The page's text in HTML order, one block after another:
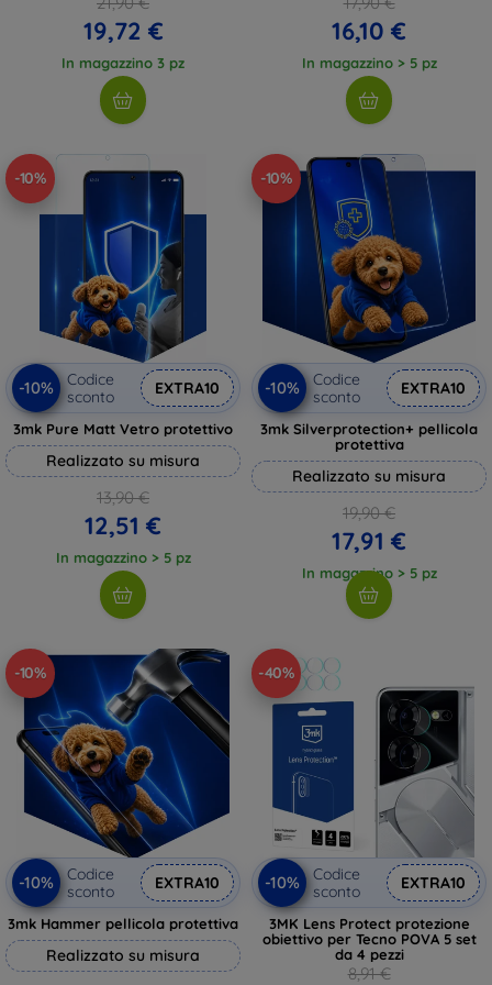
19,72 €
In magazzino 3 pz
16,10 €
In magazzino > 5 pz
-10%
-10%
Codice
sconto
EXTRA10
3mk Pure Matt Vetro protettivo
Realizzato su misura
13,90 €
12,51 €
In magazzino > 5 pz
-10%
-10%
Codice
sconto
EXTRA10
3mk Silverprotection+ pellicola
protettiva
Realizzato su misura
19,90 €
17,91 €
In magazzino > 5 pz
-10%
-10%
Codice
sconto
EXTRA10
3mk Hammer pellicola protettiva
Realizzato su misura
-40%
-10%
Codice
sconto
EXTRA10
3MK Lens Protect protezione
obiettivo per Tecno POVA 5 set
da 4 pezzi
8,91 €